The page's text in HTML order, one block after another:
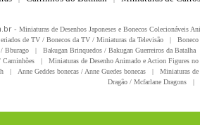
- Miniaturas de Desenhos Japoneses e Bonecos Colecionáveis
de TV / Bonecos da TV / Miniaturas da Televisão |
Bburago
| Bakugan Brinquedos / Bakugan Guerreiros da Batalha
Caminhões
|
Miniaturas de Desenho Animado e Action Figures
| Anne Geddes bonecas / Anne Guedes bonecas |
Miniaturas
Dragão / Mcfarlane Dragons
|